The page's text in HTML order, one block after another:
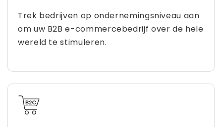
Trek bedrijven op ondernemingsniveau aan
om uw B2B e-commercebedrijf over de hele
wereld te stimuleren.